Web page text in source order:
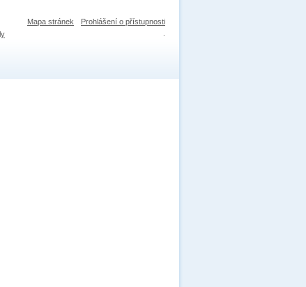
Mapa stránek Prohlášení o přístupnosti